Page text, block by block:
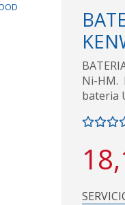
Ni-HM.
bateria